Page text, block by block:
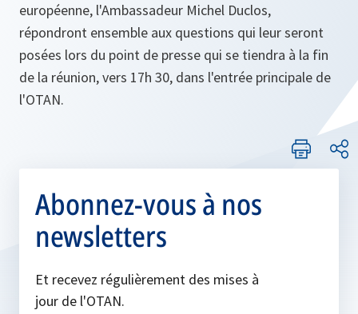
européenne, l'Ambassadeur Michel Duclos,
répondront ensemble aux questions qui leur seront
posées lors du point de presse qui se tiendra à la fin
de la réunion, vers 17h 30, dans l'entrée principale de
l'OTAN.
Abonnez-vous à nos
newsletters
Et recevez régulièrement des mises à
jour de l'OTAN.